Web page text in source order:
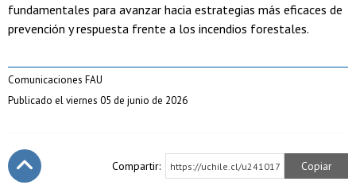
fundamentales para avanzar hacia estrategias más eficaces de
prevención y respuesta frente a los incendios forestales.
Comunicaciones FAU
Publicado el viernes 05 de junio de 2026
Compartir: https://uchile.cl/u241017 Copiar